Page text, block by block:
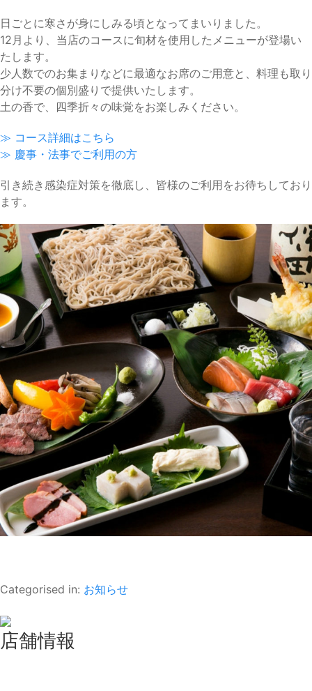
日ごとに寒さが身にしみる頃となってまいりました。
12月より、当店のコースに旬材を使用したメニューが登場い
たします。
少人数でのお集まりなどに最適なお席のご用意と、料理も取り
分け不要の個別盛りで提供いたします。
土の香で、四季折々の味覚をお楽しみください。
≫ コース詳細はこちら
≫ 慶事・法事でご利用の方
引き続き感染症対策を徹底し、皆様のご利用をお待ちしており
ます。
Categorised in: お知らせ
店舗情報